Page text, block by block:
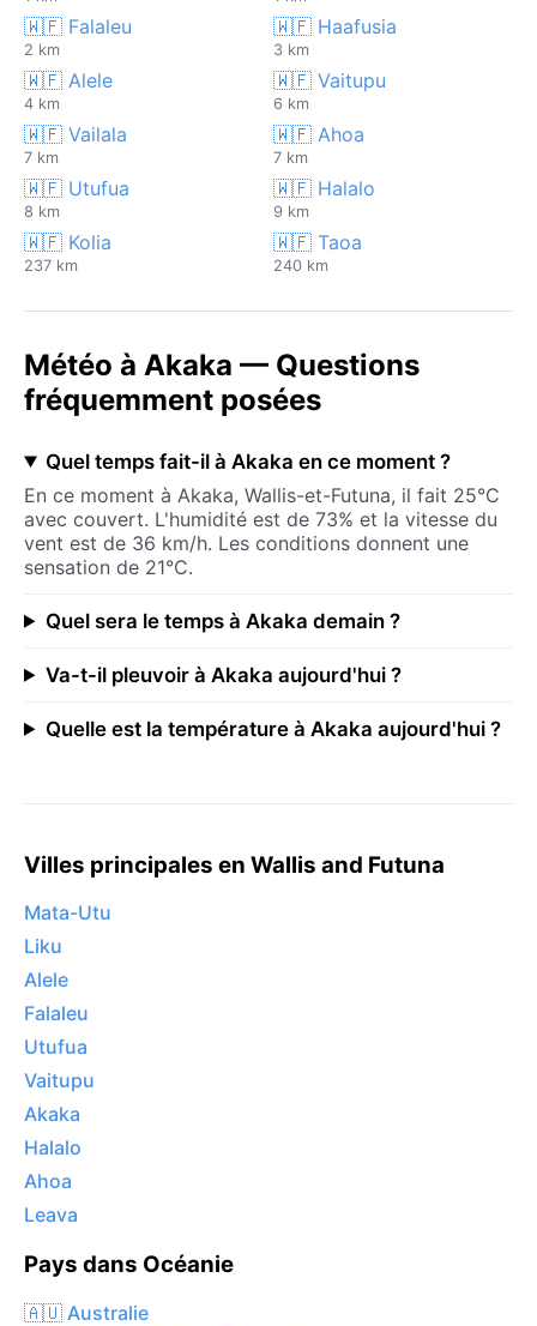
🇼🇫 Falaleu
2 km
🇼🇫 Haafusia
3 km
🇼🇫 Alele
4 km
🇼🇫 Vaitupu
6 km
🇼🇫 Vailala
7 km
🇼🇫 Ahoa
7 km
🇼🇫 Utufua
8 km
🇼🇫 Halalo
9 km
🇼🇫 Kolia
237 km
🇼🇫 Taoa
240 km
Météo à Akaka — Questions
fréquemment posées
Quel temps fait-il à Akaka en ce moment ?
En ce moment à Akaka, Wallis-et-Futuna, il fait 25°C
avec couvert. L'humidité est de 73% et la vitesse du
vent est de 36 km/h. Les conditions donnent une
sensation de 21°C.
Quel sera le temps à Akaka demain ?
Va-t-il pleuvoir à Akaka aujourd'hui ?
Quelle est la température à Akaka aujourd'hui ?
Villes principales en Wallis and Futuna
Mata-Utu
Liku
Alele
Falaleu
Utufua
Vaitupu
Akaka
Halalo
Ahoa
Leava
Pays dans Océanie
🇦🇺 Australie